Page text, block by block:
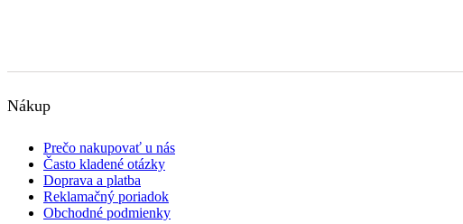
Nákup
Prečo nakupovať u nás
Často kladené otázky
Doprava a platba
Reklamačný poriadok
Obchodné podmienky